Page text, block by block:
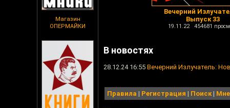
Магазин
ОПЕРМАЙКИ
Вечерний
Выпуск 33
19.11.22 454681
В новостях
28.12.24 16:55 Вечерний Излучатель:
Правила | Регистрация | Поиск|